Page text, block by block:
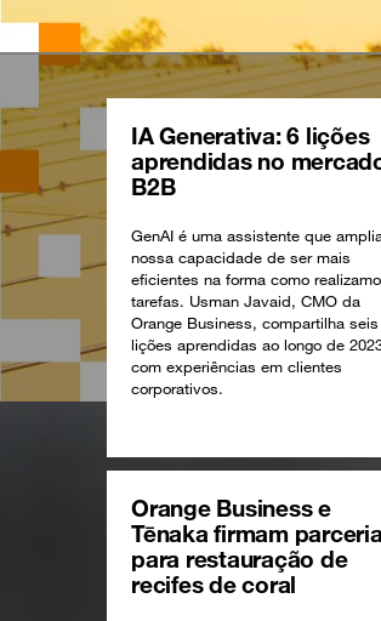
IA Generativa: 6 lições
aprendidas no
B2B
GenAI é uma assistente que
nossa capacidade de ser mais
eficientes na forma como
tarefas. Usman Javaid, CMO da
Orange Business, compartilha seis
lições aprendidas ao longo de
com experiências em clientes
corporativos.
Orange Business e
Tēnaka firmam parceria
para restauração de
recifes de coral